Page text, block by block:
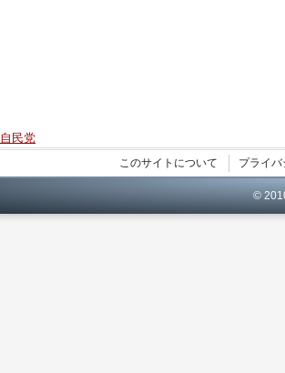
自民党
このサイトについて プライ
©